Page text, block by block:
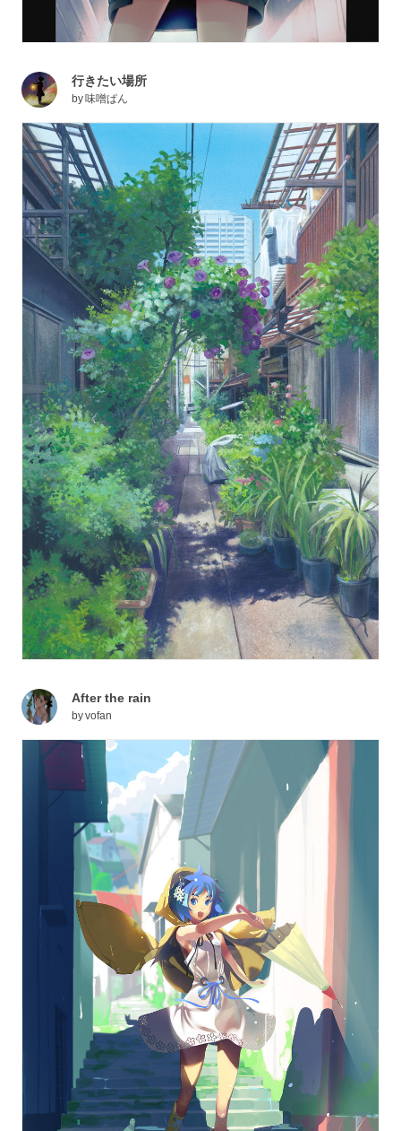
行きたい場所
by味噌ぱん
After the rain
byvofan